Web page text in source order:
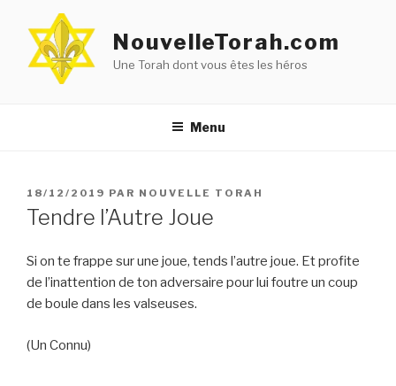
contenu
principal
NouvelleTorah.com
Une Torah dont vous êtes les héros
Menu
PUBLIÉ
LE
18/12/2019 PAR NOUVELLE TORAH
Tendre l’Autre Joue
Si on te frappe sur une joue, tends l’autre joue. Et profite
de l’inattention de ton adversaire pour lui foutre un coup
de boule dans les valseuses.
(Un Connu)